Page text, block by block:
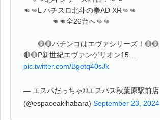
👊👊L パチスロ北斗の拳AD XR👊👊
👊👊全26台へ👊👊
🔴🔴パチンコはエヴァシリーズ！🔴🔴
🔴🔴P新世紀エヴァンゲリオン15…
pic.twitter.com/Bgetq40sJk
— エスパだっちゃ©エスパス秋葉原駅前店
(@espaceakihabara)September 23, 2024